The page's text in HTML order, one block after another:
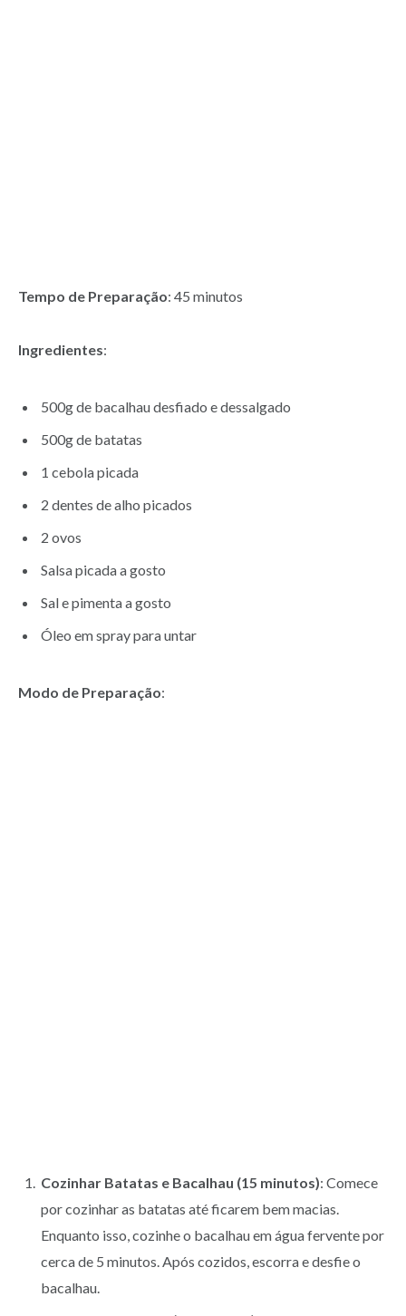
Tempo de Preparação: 45 minutos
Ingredientes:
500g de bacalhau desfiado e dessalgado
500g de batatas
1 cebola picada
2 dentes de alho picados
2 ovos
Salsa picada a gosto
Sal e pimenta a gosto
Óleo em spray para untar
Modo de Preparação:
Cozinhar Batatas e Bacalhau (15 minutos): Comece
por cozinhar as batatas até ficarem bem macias.
Enquanto isso, cozinhe o bacalhau em água fervente por
cerca de 5 minutos. Após cozidos, escorra e desfie o
bacalhau.